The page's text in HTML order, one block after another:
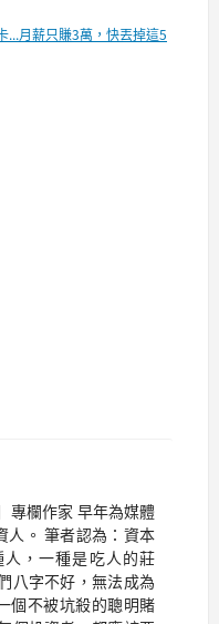
...月薪只賺3萬，快丟掉這5
專欄作家 早年為媒體
人。 筆者認為：資本
，一種是吃人的莊
八字不好，無法成為
個不被坑殺的聰明賭